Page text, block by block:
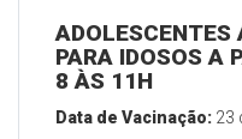
ADOLESCENTES
PARA IDOSOS A
8 ÀS 11H
Data de Vacinação: 23